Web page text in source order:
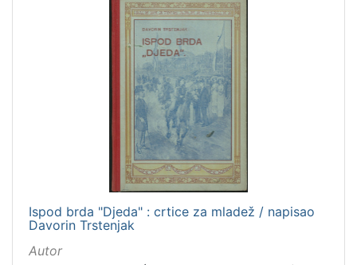
Ispod brda "Djeda" : crtice za mladež / napisao
Davorin Trstenjak
Autor